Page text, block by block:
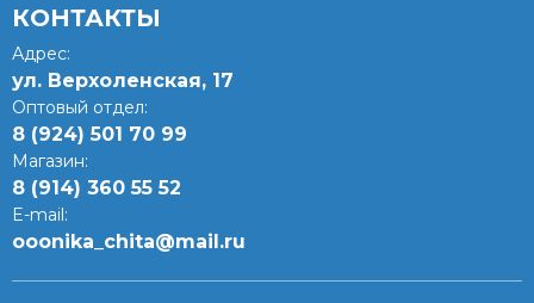
КОНТАКТЫ
Адрес:
ул. Верхоленская, 17​
Оптовый отдел:
8 (924) 501 70 99
Магазин:
8 (914) 360 55 52
E-mail:
ooonika_chita@mail.ru